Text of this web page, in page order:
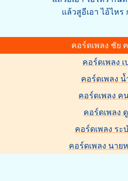
แล้วสูอีเอา ไอ้ไห
คอร์ดเพลง ชัย
คอร์ดเพลง เ
คอร์ดเพลง
คอร์ดเพลง ค
คอร์ดเพลง
คอร์ดเพลง ระ
คอร์ดเพลง นาย